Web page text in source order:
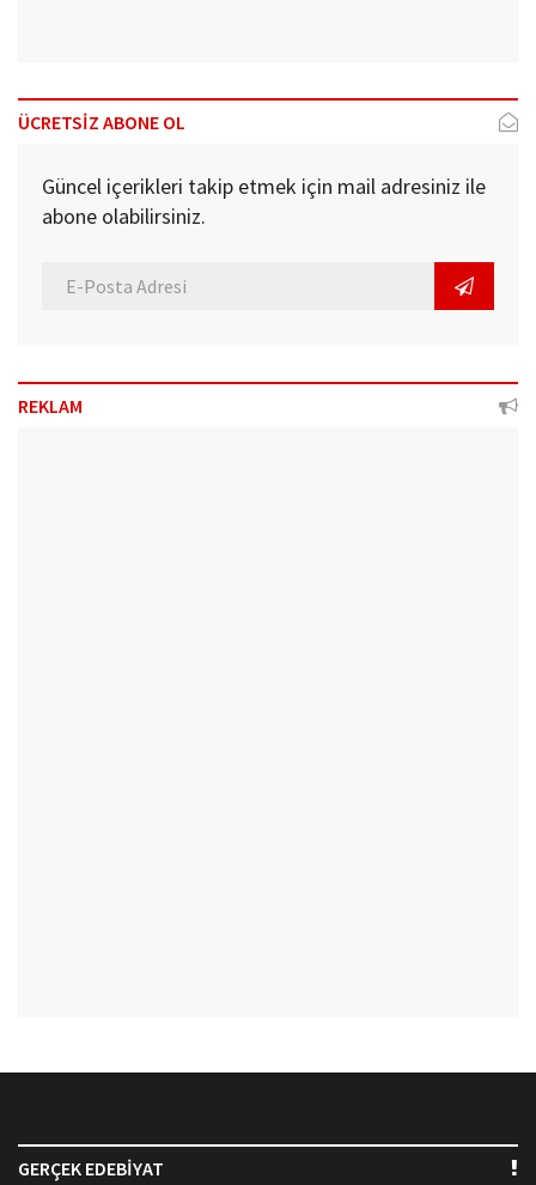
ÜCRETSİZ ABONE OL
Güncel içerikleri takip etmek için mail adresiniz ile
abone olabilirsiniz.
REKLAM
GERÇEK EDEBİYAT